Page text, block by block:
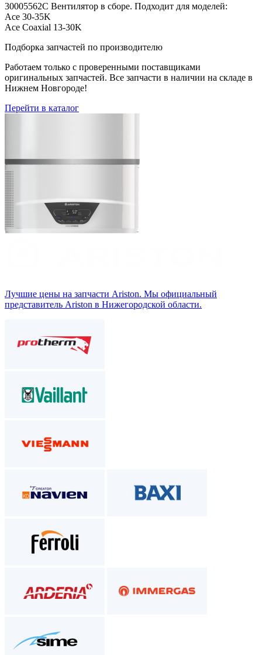
30005562C Вентилятор в сборе. Подходит для моделей:
Ace 30-35K
Ace Coaxial 13-30K
Подборка запчастей по производителю
Работаем только с проверенными поставщиками
оригинальных запчастей. Все запчасти в наличии на складе в
Нижнем Новгороде!
Перейти в каталог
Лучшие цены на запчасти Аriston. Мы официальный
представитель Ariston в Нижегородской области.